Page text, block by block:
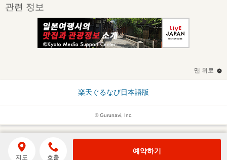
관련 정보
맨 위로
楽天ぐるなび日本語版
© Gurunavi, Inc.
지도 호출
예약하기